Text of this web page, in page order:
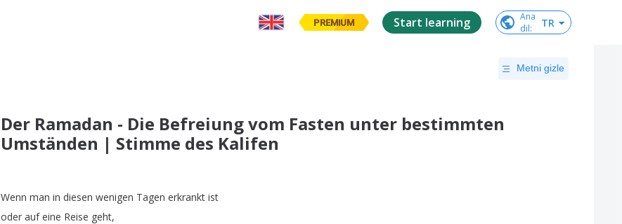
PREMIUM Start learning
Ana
dil: TR
Metni gizle
Der Ramadan - Die Befreiung vom Fasten unter bestimmten
Umständen | Stimme des Kalifen
Wenn man in diesen wenigen Tagen erkrankt ist
oder auf eine Reise geht,